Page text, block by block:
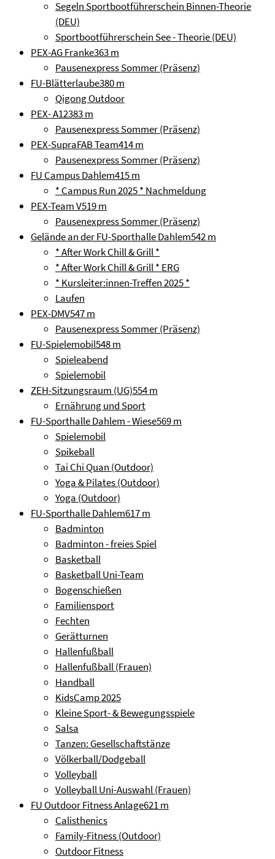
Segeln Sportbootführerschein Binnen-Theorie
(DEU)
Sportbootführerschein See - Theorie (DEU)
PEX-AG Franke363 m
Pausenexpress Sommer (Präsenz)
FU-Blätterlaube380 m
Qigong Outdoor
PEX- A12383 m
Pausenexpress Sommer (Präsenz)
PEX-SupraFAB Team414 m
Pausenexpress Sommer (Präsenz)
FU Campus Dahlem415 m
* Campus Run 2025 * Nachmeldung
PEX-Team V519 m
Pausenexpress Sommer (Präsenz)
Gelände an der FU-Sporthalle Dahlem542 m
* After Work Chill & Grill *
* After Work Chill & Grill * ERG
* Kursleiter:innen-Treffen 2025 *
Laufen
PEX-DMV547 m
Pausenexpress Sommer (Präsenz)
FU-Spielemobil548 m
Spieleabend
Spielemobil
ZEH-Sitzungsraum (UG)554 m
Ernährung und Sport
FU-Sporthalle Dahlem - Wiese569 m
Spielemobil
Spikeball
Tai Chi Quan (Outdoor)
Yoga & Pilates (Outdoor)
Yoga (Outdoor)
FU-Sporthalle Dahlem617 m
Badminton
Badminton - freies Spiel
Basketball
Basketball Uni-Team
Bogenschießen
Familiensport
Fechten
Gerätturnen
Hallenfußball
Hallenfußball (Frauen)
Handball
KidsCamp 2025
Kleine Sport- & Bewegungsspiele
Salsa
Tanzen: Gesellschaftstänze
Völkerball/Dodgeball
Volleyball
Volleyball Uni-Auswahl (Frauen)
FU Outdoor Fitness Anlage621 m
Calisthenics
Family-Fitness (Outdoor)
Outdoor Fitness